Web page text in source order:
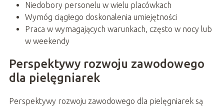
Niedobory personelu w wielu placówkach
Wymóg ciągłego doskonalenia umiejętności
Praca w wymagających warunkach, często w nocy lub
w weekendy
Perspektywy rozwoju zawodowego
dla pielęgniarek
Perspektywy rozwoju zawodowego dla pielęgniarek są